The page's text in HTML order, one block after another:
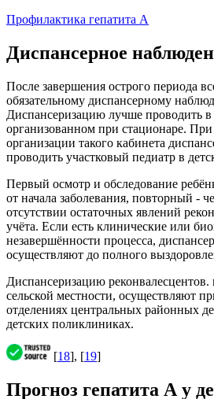
Профилактика гепатита А
Диспансерное
После завершения острого периода
обязательному диспансерному
Диспансеризацию лучше проводить в
организованном при стационаре.
организации такого кабинета
проводить участковый педиатр в
Первый осмотр и обследование
от начала заболевания, повторный -
отсутствии остаточных явлений
учёта. Если есть клинические или
незавершённости процесса,
осуществляют до полного
Диспансеризацию
сельской местности, осуществляют
отделениях центральных районных
детских поликлиниках.
[18], [19]
Прогноз гепатита А у